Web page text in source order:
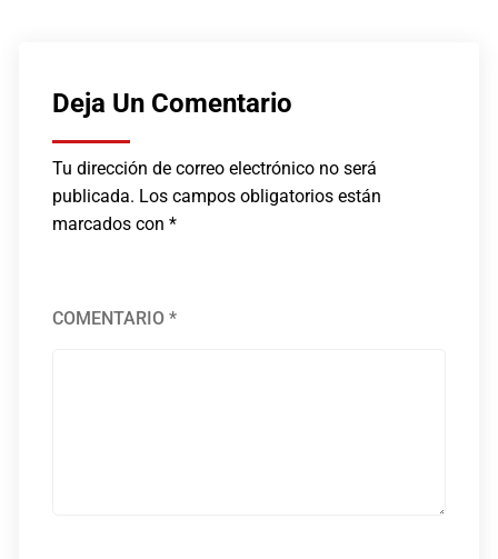
Deja Un Comentario
Tu dirección de correo electrónico no será
publicada. Los campos obligatorios están
marcados con*
COMENTARIO*